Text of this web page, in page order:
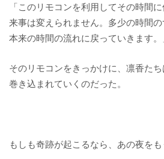
「このリモコンを利用してその時間
来事は変えられません。多少の時間の
本来の時間の流れに戻っていきます。
そのリモコンをきっかけに、凛香た
巻き込まれていくのだった。
もしも奇跡が起こるなら、あの夜をも